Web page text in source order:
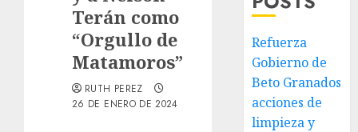
Terán como
“Orgullo de
Matamoros”
RUTH PEREZ
26 DE ENERO DE 2024
Refuerza
Gobierno de
Beto Granados
acciones de
limpieza y